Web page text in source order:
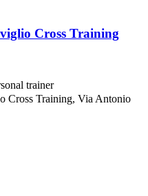
Cross Training
trainer
Training, Via Antonio